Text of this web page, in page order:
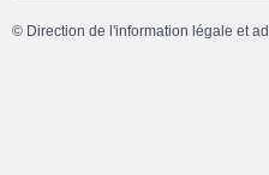
© Direction de l'information légale et